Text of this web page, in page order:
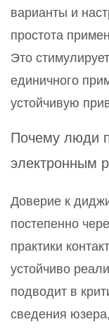
варианты и
простота
Это
единичного
устойчивую
Почему люди
электронным
Доверие к
постепенно
практики
устойчиво
подводит в
сведения